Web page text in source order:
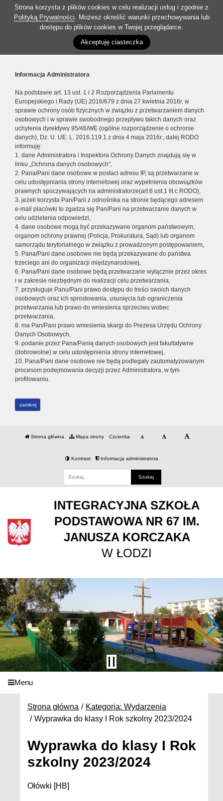
Strona korzysta z plików cookies w celu realizacji usług i zgodnie z
Polityką Prywatności. Możesz określić warunki przechowywania lub
dostępu do plików cookies w Twojej przeglądarce.
Akceptuję ciasteczka
Informacja Administratora
Na podstawie art. 13 ust. 1 i 2 Rozporządzenia Parlamentu
Europejskiego i Rady (UE) 2016/679 z dnia 27 kwietnia 2016r. w
sprawie ochrony osób fizycznych w związku z przetwarzaniem danych
osobowych i w sprawie swobodnego przepływu takich danych oraz
uchylenia dyrektywy 95/46/WE (ogólne rozporządzenie o ochronie
danych), Dz. U. UE. L. 2016.119.1 z dnia 4 maja 2016r., dalej RODO
informuję:
1. dane Administratora i Inspektora Ochrony Danych znajdują się w
linku „Ochrona danych osobowych”,
2. Pana/Pani dane osobowe w postaci adresu IP, są przetwarzane w
celu udostępniania strony internetowej oraz wypełnienia obowiązków
prawnych spoczywających na administratorze(art.6 ust.1 lit.c RODO),
3. jeżeli korzysta Pan/Pani z odnośnika na stronie będącego adresem
e-mail placówki to zgadza się Pan/Pani na przetwarzanie danych w
celu udzielenia odpowiedzi,
4. dane osobowe mogą być przekazywane organom państwowym,
organom ochrony prawnej (Policja, Prokuratura, Sąd) lub organom
samorządu terytorialnego w związku z prowadzonym postępowaniem,
5. Pana/Pani dane osobowe nie będą przekazywane do państwa
trzeciego ani do organizacji międzynarodowej,
6. Pana/Pani dane osobowe będą przetwarzane wyłącznie przez okres
i w zakresie niezbędnym do realizacji celu przetwarzania,
7. przysługuje Panu/Pani prawo dostępu do treści swoich danych
osobowych oraz ich sprostowania, usunięcia lub ograniczenia
przetwarzania lub prawo do wniesienia sprzeciwu wobec
przetwarzania,
8. ma Pan/Pani prawo wniesienia skargi do Prezesa Urzędu Ochrony
Danych Osobowych,
9. podanie przez Pana/Panią danych osobowych jest fakultatywne
(dobrowolne) w celu udostępnienia strony internetowej,
10. Pana/Pani dane osobowe nie będą podlegały zautomatyzowanym
procesom podejmowania decyzji przez Administratora, w tym
profilowaniu.
zamknij
Strona główna Mapa strony Czcionka
Kontrast Informacja administratora
INTEGRACYJNA SZKOŁA
PODSTAWOWA NR 67 IM.
JANUSZA KORCZAKA
W ŁODZI
Menu
Strona główna
Kategoria: Wydarzenia
Wyprawka do klasy I Rok szkolny 2023/2024
Wyprawka do klasy I Rok
szkolny 2023/2024
Ołówki [HB]